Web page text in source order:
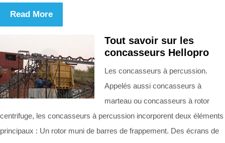
Read More
Tout savoir sur les
concasseurs Hellopro
Les concasseurs à percussion.
Appelés aussi concasseurs à
marteau ou concasseurs à rotor
centrifuge, les concasseurs à percussion incorporent deux éléments
principaux : Un rotor muni de barres de frappement. Des écrans de